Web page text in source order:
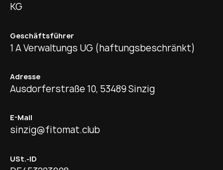
KG
Geschäftsführer
1 A Verwaltungs UG (haftungsbeschränkt)
Adresse
Ausdorferstraße 10, 53489 Sinzig
E-Mail
sinzig@fitomat.club
USt.-ID